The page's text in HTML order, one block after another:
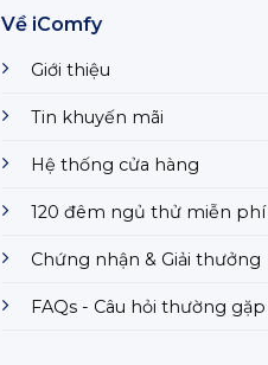
Về iComfy
Giới thiệu
Tin khuyến mãi
Hệ thống cửa hàng
120 đêm ngủ thử miễn phí
Chứng nhận & Giải thưởng
FAQs - Câu hỏi thường gặp